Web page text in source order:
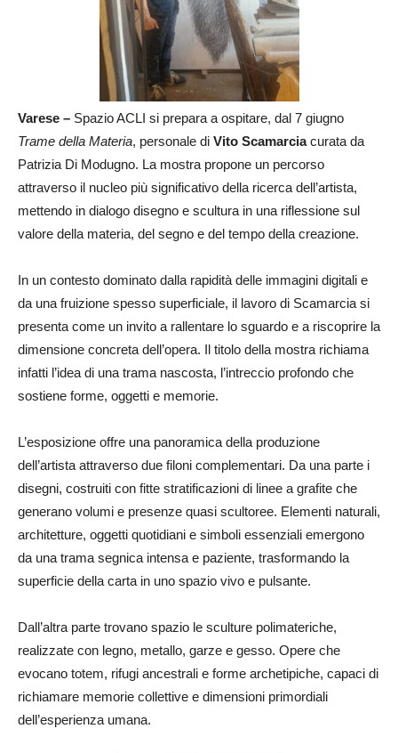
Varese – Spazio ACLI si prepara a ospitare, dal 7 giugno
Trame della Materia, personale di Vito Scamarciacurata da
Patrizia Di Modugno. La mostra propone un percorso
attraverso il nucleo più significativo della ricerca dell’artista,
mettendo in dialogo disegno e scultura in una riflessione sul
valore della materia, del segno e del tempo della creazione.
In un contesto dominato dalla rapidità delle immagini digitali e
da una fruizione spesso superficiale, il lavoro di Scamarcia si
presenta come un invito a rallentare lo sguardo e a riscoprire la
dimensione concreta dell’opera. Il titolo della mostra richiama
infatti l’idea di una trama nascosta, l’intreccio profondo che
sostiene forme, oggetti e memorie.
L’esposizione offre una panoramica della produzione
dell’artista attraverso due filoni complementari. Da una parte i
disegni, costruiti con fitte stratificazioni di linee a grafite che
generano volumi e presenze quasi scultoree. Elementi naturali,
architetture, oggetti quotidiani e simboli essenziali emergono
da una trama segnica intensa e paziente, trasformando la
superficie della carta in uno spazio vivo e pulsante.
Dall’altra parte trovano spazio le sculture polimateriche,
realizzate con legno, metallo, garze e gesso. Opere che
evocano totem, rifugi ancestrali e forme archetipiche, capaci di
richiamare memorie collettive e dimensioni primordiali
dell’esperienza umana.